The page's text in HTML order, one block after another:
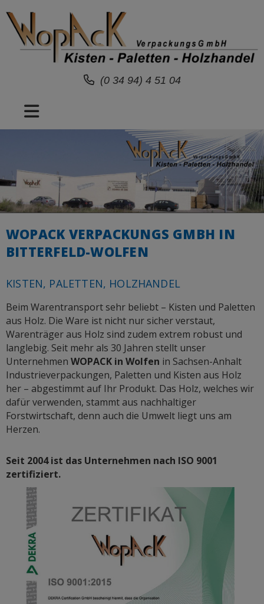
(0 34 94) 4 51 04
WOPACK VERPACKUNGS GMBH IN
BITTERFELD-WOLFEN
KISTEN, PALETTEN, HOLZHANDEL
Beim Warentransport sehr beliebt – Kisten und Paletten
aus Holz. Die Ware ist nicht nur sicher verstaut,
Warenträger aus Holz sind zudem extrem robust und
langlebig. Seit mehr als 30 Jahren stellt unser
Unternehmen WOPACK in Wolfen in Sachsen-Anhalt
Industrieverpackungen, Paletten und Kisten aus Holz
her – abgestimmt auf Ihr Produkt. Das Holz, welches wir
dafür verwenden, stammt aus nachhaltiger
Forstwirtschaft, denn auch die Umwelt liegt uns am
Herzen.
Seit 2004 ist das Unternehmen nach ISO 9001
zertifiziert.